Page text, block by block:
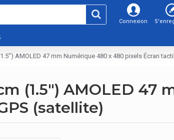
Connexion
AMOLED 47 mm Numérique 480 x 480 pixels Écran
(1.5") AMOLED
(satellite)